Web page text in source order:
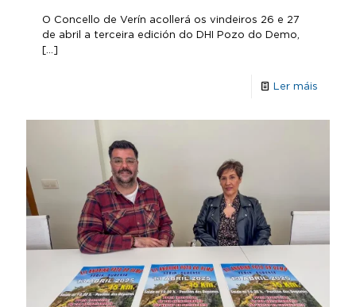
O Concello de Verín acollerá os vindeiros 26 e 27
de abril a terceira edición do DHI Pozo do Demo,
[…]
Ler máis